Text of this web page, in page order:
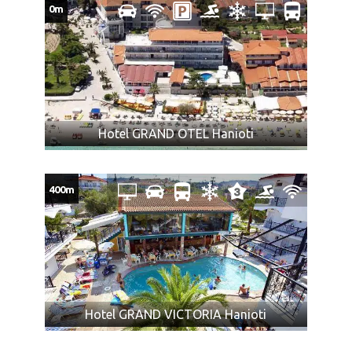
Zabranjeni prtljag: bilo koje oružje, droge ili tečnosti
(osim lekova), kolica na baterije ili skutere, dečija kolica
koja se ne sklapaju, bicikle, surferske daske, hrana ili
bilo koje druge artikle ili supstance koje nisu
dozvoljene za prevoz prema zakonu bilo koje zemlje
kroz koju prolazi autobus (o čemu je putnik dužan da se
sam informiše), ili mogu izazvati povredu ili oštećenje
imovine, predmeta, ili za koje mi smatramo da su
ili karaktera, ili koji su lomljivi ili isparivi, kao i predmeti sa
oštrim ili isturenim ivicama (npr. hrana koja nije
adekvatno pakovana, u skladu sa propisima; konzumno
ulje, kao i ostale zapaljive tečnosti; pesak i kamenje;
ćebad i jastuci; kuhinjsko posudje i ostala oprema za
pripremu zimnice; stolice za plažu, životinje, kao i druga
roba koja nije za ličnu upotrebu).
Obeležite vaš prtljag: ime, prezime, telefon, kako bi u
slučaju gubitka lakše bio pronađen.
Hotel GRAND OTEL Hanioti
0m
Hotel GRAND VICTORIA Hanioti
400m